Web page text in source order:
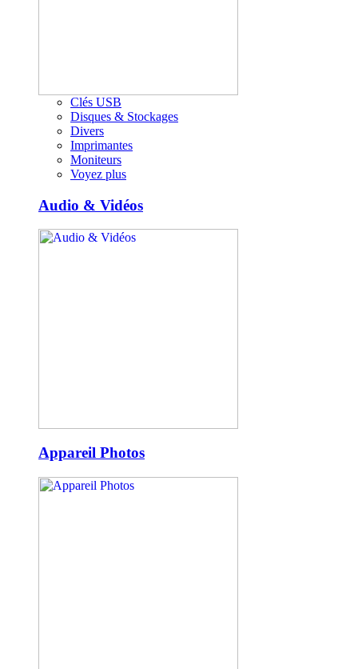
Clés USB
Disques & Stockages
Divers
Imprimantes
Moniteurs
Voyez plus
Audio & Vidéos
Appareil Photos